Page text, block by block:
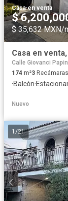
Casa·en venta
$
$ 35,632 MXN/
Calle Giovanci
174 m²3 Recámaras
·Balcón·
Nuevo
1 /21